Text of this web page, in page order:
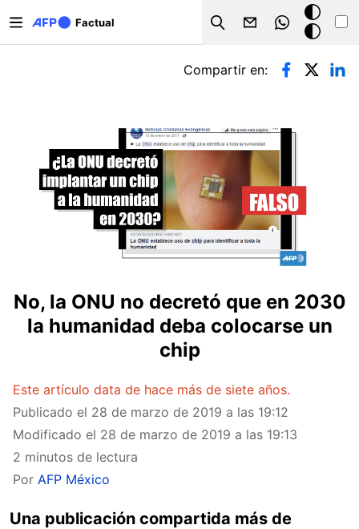
Factual
Search
Modo
oscuro
Solapas principales
Compartir en:
No, la ONU no decretó que en 2030
la humanidad deba colocarse un
chip
Este artículo data de hace más de siete años.
Publicado el 28 de marzo de 2019 a las 19:12
Modificado el 28 de marzo de 2019 a las 19:13
2 minutos de lectura
Por AFP México
Una publicación compartida más de